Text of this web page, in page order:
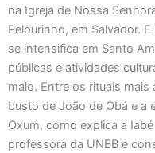
na Igreja de Nossa
Pelourinho, em Salvador.
se intensifica em Santo
públicas e atividades
maio. Entre os rituais
busto de João de Obá e a
Oxum, como explica a
professora da UNEB e